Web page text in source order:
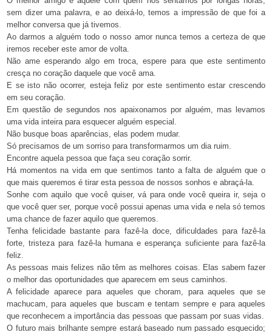
sem dizer uma palavra, e ao deixá-lo, temos a impressão de que foi a
melhor conversa que já tivemos.
Ao darmos a alguém todo o nosso amor nunca temos a certeza de que
iremos receber este amor de volta.
Não ame esperando algo em troca, espere para que este sentimento
cresça no coração daquele que você ama.
E se isto não ocorrer, esteja feliz por este sentimento estar crescendo
em seu coração.
Em questão de segundos nos apaixonamos por alguém, mas levamos
uma vida inteira para esquecer alguém especial.
Não busque boas aparências, elas podem mudar.
Só precisamos de um sorriso para transformarmos um dia ruim.
Encontre aquela pessoa que faça seu coração sorrir.
Há momentos na vida em que sentimos tanto a falta de alguém que o
que mais queremos é tirar esta pessoa de nossos sonhos e abraçá-la.
Sonhe com aquilo que você quiser, vá para onde você queira ir, seja o
que você quer ser, porque você possui apenas uma vida e nela só temos
uma chance de fazer aquilo que queremos.
Tenha felicidade bastante para fazê-la doce, dificuldades para fazê-la
forte, tristeza para fazê-la humana e esperança suficiente para fazê-la
feliz.
As pessoas mais felizes não têm as melhores coisas. Elas sabem fazer
o melhor das oportunidades que aparecem em seus caminhos.
A felicidade aparece para aqueles que choram, para aqueles que se
machucam, para aqueles que buscam e tentam sempre e para aqueles
que reconhecem a importância das pessoas que passam por suas vidas.
O futuro mais brilhante sempre estará baseado num passado esquecido;